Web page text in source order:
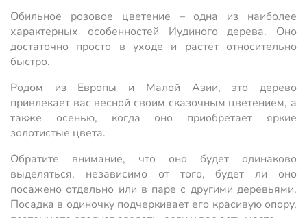
Обильное розовое цветение – одна из наиболее
характерных особенностей Иудиного дерева. Оно
достаточно просто в уходе и растет относительно
быстро.
Родом из Европы и Малой Азии, это дерево
привлекает вас весной своим сказочным цветением, а
также осенью, когда оно приобретает яркие
золотистые цвета.
Обратите внимание, что оно будет одинаково
выделяться, независимо от того, будет ли оно
посажено отдельно или в паре с другими деревьями.
Посадка в одиночку подчеркивает его красивую опору,